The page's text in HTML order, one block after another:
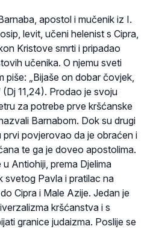
apostol i mučenik iz I.
levit, učeni helenist s Cipra,
Kristove smrti i pripadao
učenika. O njemu sveti
piše: „Bijaše on dobar čovjek,
11,24). Prodao je svoju
za potrebe prve kršćanske
Barnabom. Dok su drugi
prvi povjerovao da je obraćen i
te ga je doveo apostolima.
Antiohiji, prema Djelima
svetog Pavla i pratilac na
Cipra i Male Azije. Jedan je
kršćanstva i s
granice judaizma. Poslije se